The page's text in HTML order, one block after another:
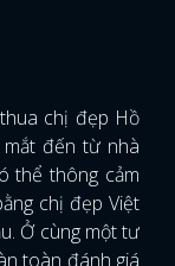
chị đẹp Hồ
đến từ nhà
thể thông cảm
chị đẹp Việt
Ở cùng một tư
toàn đánh giá